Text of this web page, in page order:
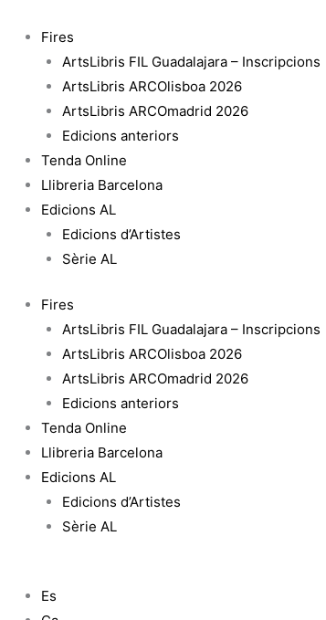
contingut
Fires
ArtsLibris FIL Guadalajara – Inscripcions
ArtsLibris ARCOlisboa 2026
ArtsLibris ARCOmadrid 2026
Edicions anteriors
Tenda Online
Llibreria Barcelona
Edicions AL
Edicions d’Artistes
Sèrie AL
Fires
ArtsLibris FIL Guadalajara – Inscripcions
ArtsLibris ARCOlisboa 2026
ArtsLibris ARCOmadrid 2026
Edicions anteriors
Tenda Online
Llibreria Barcelona
Edicions AL
Edicions d’Artistes
Sèrie AL
Es
Posdramático